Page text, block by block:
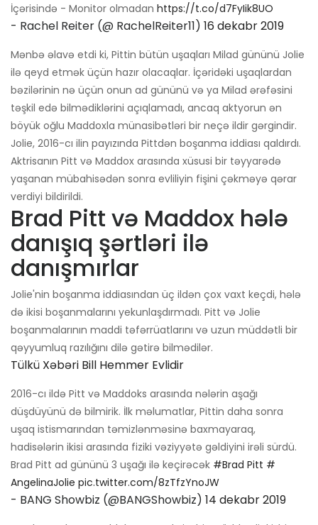
İçərisində - Monitor olmadan https://t.co/d7FyIik8UO
- Rachel Reiter (@ RachelReiter11) 16 dekabr 2019
Mənbə əlavə etdi ki, Pittin bütün uşaqları Milad gününü Jolie
ilə qeyd etmək üçün hazır olacaqlar. İçəridəki uşaqlardan
bəzilərinin nə üçün onun ad gününü və ya Milad ərəfəsini
təşkil edə bilmədiklərini açıqlamadı, ancaq aktyorun ən
böyük oğlu Maddoxla münasibətləri bir neçə ildir gərgindir.
Jolie, 2016-cı ilin payızında Pittdən boşanma iddiası qaldırdı.
Aktrisanın Pitt və Maddox arasında xüsusi bir təyyarədə
yaşanan mübahisədən sonra evliliyin fişini çəkməyə qərar
verdiyi bildirildi.
Brad Pitt və Maddox hələ
danışıq şərtləri ilə
danışmırlar
Jolie'nin boşanma iddiasından üç ildən çox vaxt keçdi, hələ
də ikisi boşanmalarını yekunlaşdırmadı. Pitt və Jolie
boşanmalarının maddi təfərrüatlarını və uzun müddətli bir
qəyyumluq razılığını dilə gətirə bilmədilər.
Tülkü Xəbəri Bill Hemmer Evlidir
2016-cı ildə Pitt və Maddoks arasında nələrin aşağı
düşdüyünü də bilmirik. İlk məlumatlar, Pittin daha sonra
uşaq istismarından təmizlənməsinə baxmayaraq,
hadisələrin ikisi arasında fiziki vəziyyətə gəldiyini irəli sürdü.
Brad Pitt ad gününü 3 uşağı ilə keçirəcək #Brad Pitt #
AngelinaJolie pic.twitter.com/8zTfzYnoJW
- BANG Showbiz (@BANGShowbiz) 14 dekabr 2019